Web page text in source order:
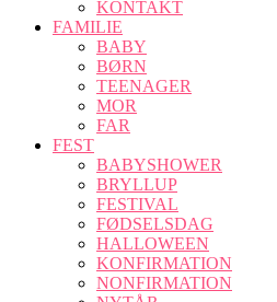
KONTAKT
FAMILIE
BABY
BØRN
TEENAGER
MOR
FAR
FEST
BABYSHOWER
BRYLLUP
FESTIVAL
FØDSELSDAG
HALLOWEEN
KONFIRMATION
NONFIRMATION